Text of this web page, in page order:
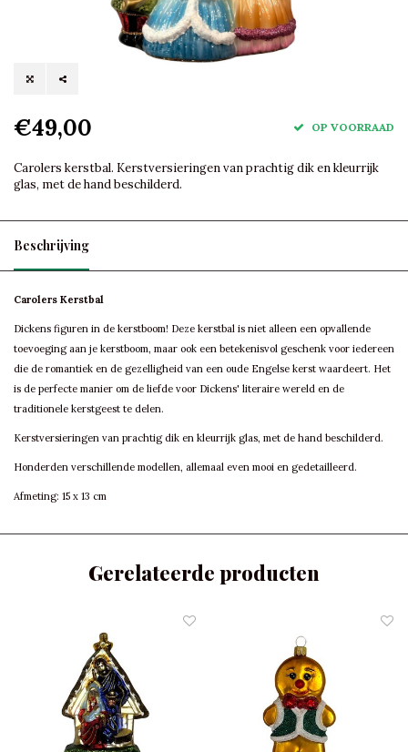
€49,00 OP VOORRAAD
Carolers kerstbal. Kerstversieringen van prachtig dik en kleurrijk
glas, met de hand beschilderd.
Beschrijving
Carolers Kerstbal
Dickens figuren in de kerstboom! Deze kerstbal is niet alleen een opvallende
toevoeging aan je kerstboom, maar ook een betekenisvol geschenk voor iedereen
die de romantiek en de gezelligheid van een oude Engelse kerst waardeert. Het
is de perfecte manier om de liefde voor Dickens' literaire wereld en de
traditionele kerstgeest te delen.
Kerstversieringen van prachtig dik en kleurrijk glas, met de hand beschilderd.
Honderden verschillende modellen, allemaal even mooi en gedetailleerd.
Afmeting: 15 x 13 cm
Gerelateerde producten